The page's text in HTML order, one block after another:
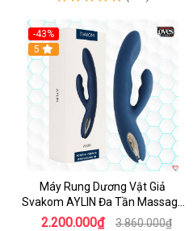
-43%
Hot
5
Máy Rung Dương Vật Giả
Svakom AYLIN Đa Tần Massage
Sướng
2.200.000₫ 3.860.000₫